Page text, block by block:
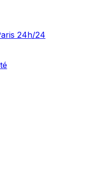
24h/24